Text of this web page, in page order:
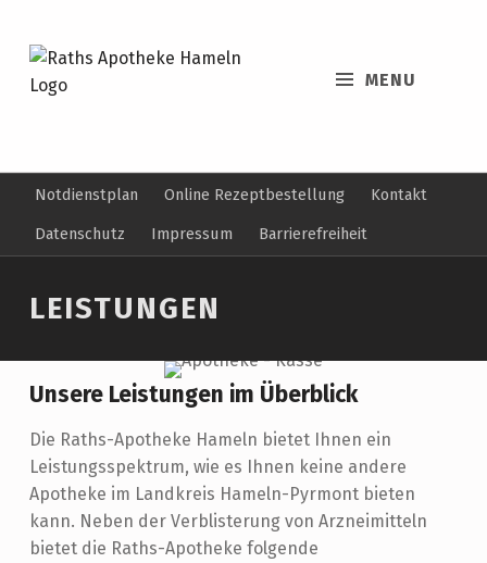
MENU
Notdienstplan Online Rezeptbestellung
Kontakt
Datenschutz
Impressum Barrierefreiheit
LEISTUNGEN
Unsere Leistungen im Überblick
Die Raths-Apotheke Hameln bietet Ihnen ein
Leistungsspektrum, wie es Ihnen keine andere
Apotheke im Landkreis Hameln-Pyrmont bieten
kann. Neben der Verblisterung von Arzneimitteln
bietet die Raths-Apotheke folgende